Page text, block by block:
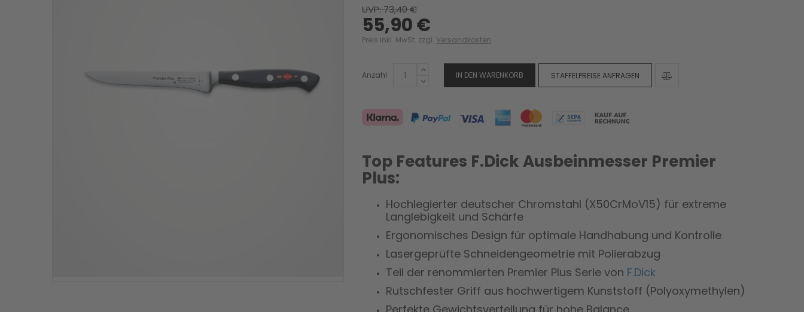
UVP: 73,40 €
55,90 €
Preis inkl. MwSt. zzgl. Versandkosten
Anzahl IN DEN WARENKORB STAFFELPREISE ANFRAGEN
Top Features F.Dick Ausbeinmesser Premier
Plus:
Hochlegierter deutscher Chromstahl (X50CrMoV15) für extreme
Langlebigkeit und Schärfe
Ergonomisches Design für optimale Handhabung und Kontrolle
Lasergeprüfte Schneidengeometrie mit Polierabzug
Teil der renommierten Premier Plus Serie von F.Dick
Rutschfester Griff aus hochwertigem Kunststoff (Polyoxymethylen)